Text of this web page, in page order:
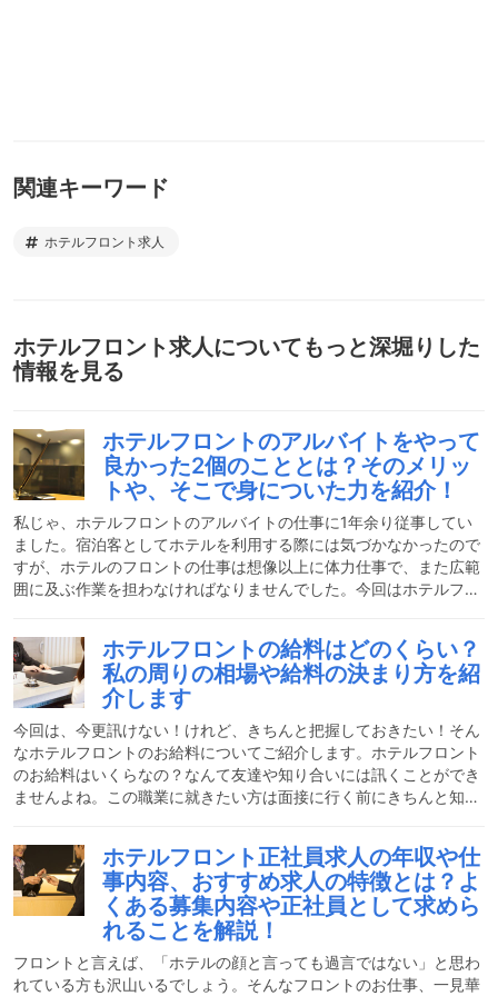
関連キーワード
ホテルフロント求人
ホテルフロント求人についてもっと深堀りした
情報を見る
ホテルフロントのアルバイトをやって
良かった2個のこととは？そのメリッ
トや、そこで身についた力を紹介！
私じゃ、ホテルフロントのアルバイトの仕事に1年余り従事してい
ました。宿泊客としてホテルを利用する際には気づかなかったので
すが、ホテルのフロントの仕事は想像以上に体力仕事で、また広範
囲に及ぶ作業を担わなければなりませんでした。今回はホテルフロ
給相場や働く中で感じたやりがい、またこの職場で身につくスキル
等を紹介していきます。ホテルの種類や働き方は様々あるホテルの
フロントでの仕事は、ホテルの種類・ランクやシフト体制によって
その働き方に違いがあります。ホテルの種類で言えば、ビジネスマ
ンや安価な宿泊場所を探しているお客様向けの「ビジネスホテル」
ホテルフロントの給料はどのくらい？
私の周りの相場や給料の決まり方を紹
介します
今回は、今更訊けない！けれど、きちんと把握しておきたい！そん
なホテルフロントのお給料についてご紹介します。ホテルフロント
のお給料はいくらなの？なんて友達や知り合いには訊くことができ
ませんよね。この職業に就きたい方は面接に行く前にきちんと知っ
フロントのお仕事をおおまかに説明すると、チェックイン業務やチ
ェックアウト業務がメインになります。チェックイン業務とは、お
客様をお出迎えする仕事です。お名前や部屋番号を確認してお客様
を部屋にご案内し、また館内設備の説明やお食事の時間の確認など
をします。チェックアウト業務とは、お客様をお見送りする仕事
ホテルフロント正社員求人の年収や仕
事内容、おすすめ求人の特徴とは？よ
くある募集内容や正社員として求めら
れることを解説！
フロントと言えば、「ホテルの顔と言っても過言ではない」と思わ
れている方も沢山いるでしょう。そんなフロントのお仕事、一見華